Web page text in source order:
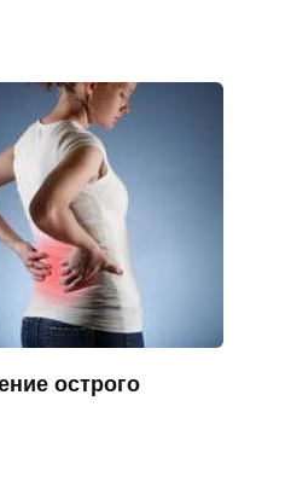
острого